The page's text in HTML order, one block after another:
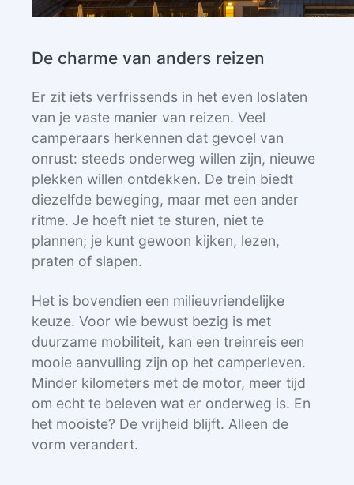
De charme van anders reizen
Er zit iets verfrissends in het even loslaten
van je vaste manier van reizen. Veel
camperaars herkennen dat gevoel van
onrust: steeds onderweg willen zijn, nieuwe
plekken willen ontdekken. De trein biedt
diezelfde beweging, maar met een ander
ritme. Je hoeft niet te sturen, niet te
plannen; je kunt gewoon kijken, lezen,
praten of slapen.
Het is bovendien een milieuvriendelijke
keuze. Voor wie bewust bezig is met
duurzame mobiliteit, kan een treinreis een
mooie aanvulling zijn op het camperleven.
Minder kilometers met de motor, meer tijd
om echt te beleven wat er onderweg is. En
het mooiste? De vrijheid blijft. Alleen de
vorm verandert.